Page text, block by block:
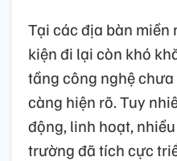
Tại các địa bàn miền
kiện đi lại còn khó
tầng công nghệ
càng hiện rõ. Tuy
động, linh hoạt,
trường đã tích cực